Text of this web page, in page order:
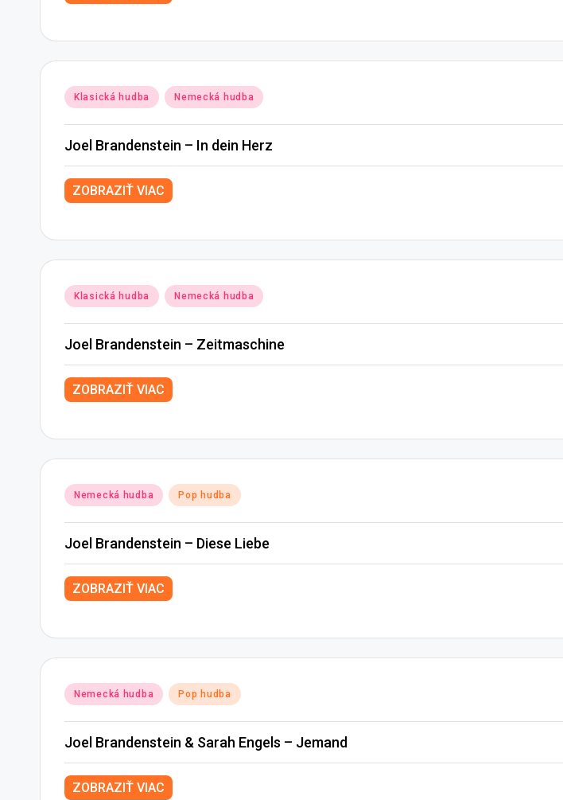
Posted
Klasická hudba Nemecká hudba
Joel Brandenstein – In dein Herz
ZOBRAZIŤ VIAC
Posted
Klasická hudba Nemecká hudba
Joel Brandenstein – Zeitmaschine
ZOBRAZIŤ VIAC
Posted
Nemecká hudba Pop hudba
Joel Brandenstein – Diese Liebe
ZOBRAZIŤ VIAC
Posted
Nemecká hudba Pop hudba
Joel Brandenstein & Sarah Engels – Jemand
ZOBRAZIŤ VIAC